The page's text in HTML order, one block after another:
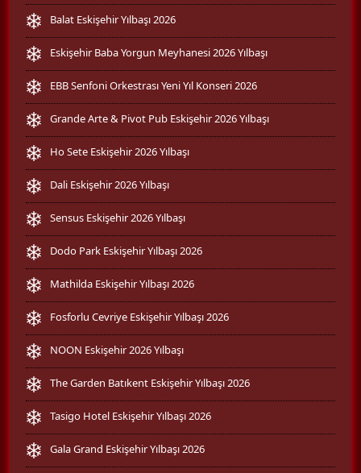
Balat Eskişehir Yılbaşı 2026
Eskişehir Baba Yorgun Meyhanesi 2026 Yılbaşı
EBB Senfoni Orkestrası Yeni Yıl Konseri 2026
Grande Arte & Pivot Pub Eskişehir 2026 Yılbaşı
Ho Sete Eskişehir 2026 Yılbaşı
Dali Eskişehir 2026 Yılbaşı
Sensus Eskişehir 2026 Yılbaşı
Dodo Park Eskişehir Yılbaşı 2026
Mathilda Eskişehir Yılbaşı 2026
Fosforlu Cevriye Eskişehir Yılbaşı 2026
NOON Eskişehir 2026 Yılbaşı
The Garden Batıkent Eskişehir Yılbaşı 2026
Tasigo Hotel Eskişehir Yılbaşı 2026
Gala Grand Eskişehir Yılbaşı 2026